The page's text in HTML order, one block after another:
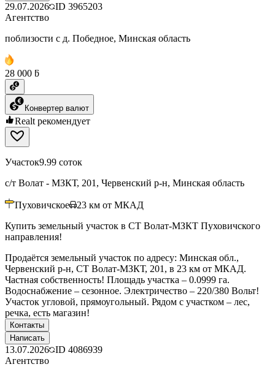
29.07.2026 ID 3965203
Агентство
поблизости с д. Победное, Минская область
28 000 ƃ
Конвертер валют
Realt рекомендует
Участок9.99 соток
с/т Волат - МЗКТ, 201, Червенский р-н, Минская область
Пуховичское 23 км от МКАД
Купить земельный участок в СТ Волат-МЗКТ Пуховичского
направления!
Продаётся земельный участок по адресу: Минская обл.,
Червенский р-н, СТ Волат-МЗКТ, 201, в 23 км от МКАД.
Частная собственность! Площадь участка – 0.0999 га.
Водоснабжение – сезонное. Электричество – 220/380 Вольт!
Участок угловой, прямоугольный. Рядом с участком – лес,
речка, есть магазин!
Контакты
Написать
13.07.2026 ID 4086939
Агентство